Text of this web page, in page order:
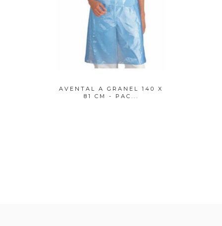
AVENTAL A GRANEL 140 X
81 CM - PAC...